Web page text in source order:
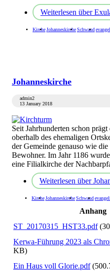
Weiterlesen über
KircheJohanneskircheSchwand
Johanneskirche
admin2
13 January 2018
Seit Jahrhunderten schon
oberhalb des ehemaligen
der Gemeinde genauso wie
Bewohner. Im Jahr 1186
eine Filialkirche der
Weiterlesen über
KircheJohanneskircheSchwand
Anhang
ST_20170315_HST33.pdf
Kerwa-Führung 2023 als
KB)
Ein Haus voll Glorie.pdf